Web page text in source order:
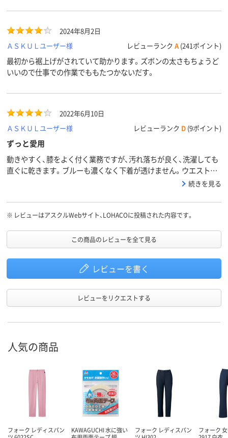
100%）
100%）
2024年8月2日
ＡＳＫＵＬユーザー様
レビューランク A (241ポイント)
最初から裾上げがされていて助かります。ズボンの太さもちょうど
いいので仕事での作業でももたつかないだす。
2022年6月10日
ＡＳＫＵＬユーザー様
レビューランク D (9ポイント)
ずっと愛用
動きやすく、膝をよく付く業務ですが、汚れ落ちが良く、洗濯しても
直ぐに乾きます。ブルーも濃くなく下着が透けません。ウエストに
続きを見る
※ レビューはアスクルWebサイト、LOHACOに投稿された内容です。
この商品のレビューを全て見る
レビューを書く
レビューをリクエストする
人気の商品
フォーク レディスパン
KAWAGUCHI 水に強い
フォーク レディスパン
フォーク